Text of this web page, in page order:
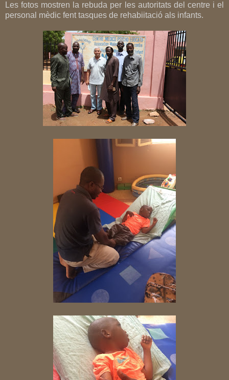
Les fotos mostren la rebuda per les autoritats del centre i el
personal mèdic fent tasques de rehabiitació als infants.